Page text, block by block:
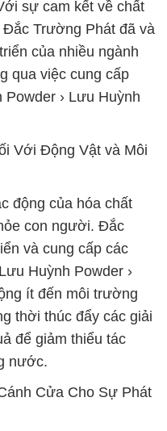
sự cam kết về chất
Đắc Trường Phát đã và
của nhiều ngành
qua việc cung cấp
› Lưu Huỳnh
Với Động Vật và Môi
động của hóa chất
con người. Đắc
và cung cấp các
Huỳnh Powder ›
ít đến môi trường
thời thúc đẩy các giải
để giảm thiểu tác
nước.
Cửa Cho Sự Phát